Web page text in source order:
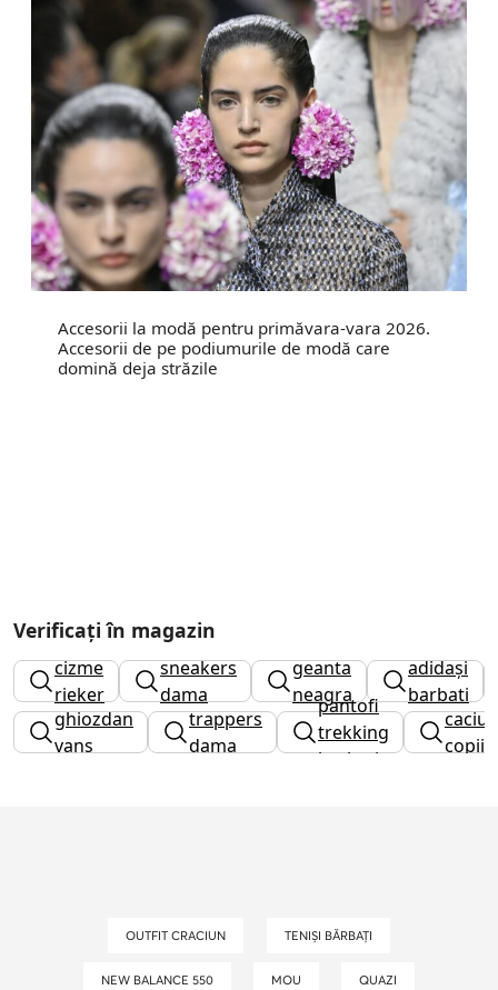
Accesorii la modă pentru primăvara-vara 2026.
Accesorii de pe podiumurile de modă care
domină deja străzile
Verificați în magazin
cizme
rieker
sneakers
dama
geanta
neagra
adidași
barbati
ghiozdan
vans
trappers
dama
pantofi
trekking
barbati
caciuli
copii
OUTFIT CRACIUN TENIȘI BĂRBAȚI
NEW BALANCE 550 MOU QUAZI